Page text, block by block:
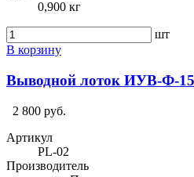
0,900 кг
шт
В корзину
Выводной лоток ИУВ-Ф-15
2 800 руб.
Артикул
PL-02
Производитель